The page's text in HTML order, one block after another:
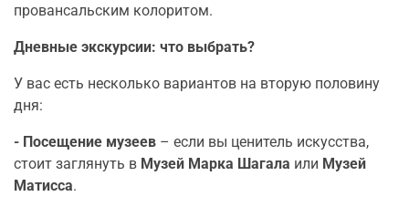
провансальским колоритом.
Дневные экскурсии: что выбрать?
У вас есть несколько вариантов на вторую половину
дня:
- Посещение музеев – если вы ценитель искусства,
стоит заглянуть в Музей Марка Шагала или Музей
Матисса.